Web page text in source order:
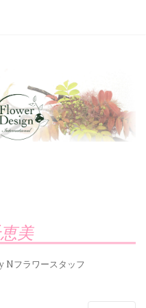
美
Nフラワースタッフ